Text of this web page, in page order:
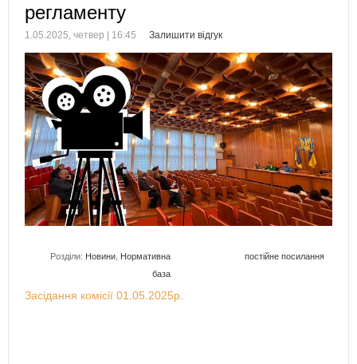
регламенту
1.05.2025, четвер | 16:45 Залишити відгук
Розділи: Новини Нормативна
база
постійне посилання
Засідання комісії 01.05.2025р.